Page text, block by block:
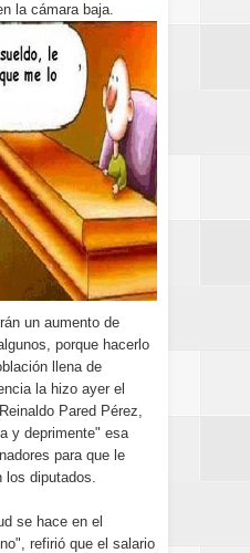
la cámara baja.
un aumento de
porque hacerlo
llena de
la hizo ayer el
Pared Pérez,
y deprimente" esa
para que le
los diputados.
se hace en el
refirió que el salario